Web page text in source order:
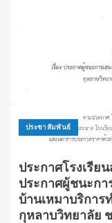
ประชาสัมพันธ์
ประกาศโรงเรีย
ประกาศผู้ชนะกา
บ้านเหมาบริการ
กุหลาบวิทยาลัย